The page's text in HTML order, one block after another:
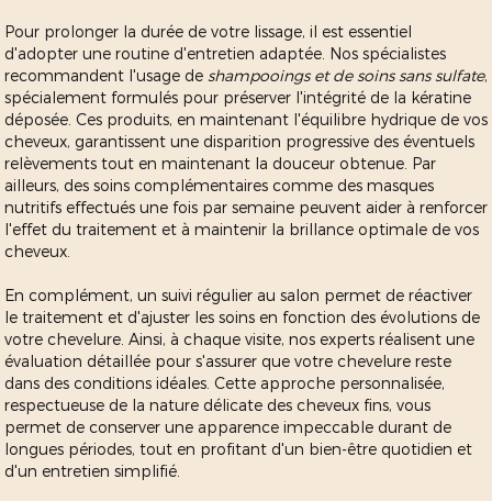
Pour prolonger la durée de votre lissage, il est essentiel
d'adopter une routine d'entretien adaptée. Nos spécialistes
recommandent l'usage de shampooings et de soins sans sulfate,
spécialement formulés pour préserver l'intégrité de la kératine
déposée. Ces produits, en maintenant l'équilibre hydrique de vos
cheveux, garantissent une disparition progressive des éventuels
relèvements tout en maintenant la douceur obtenue. Par
ailleurs, des soins complémentaires comme des masques
nutritifs effectués une fois par semaine peuvent aider à renforcer
l'effet du traitement et à maintenir la brillance optimale de vos
cheveux.
En complément, un suivi régulier au salon permet de réactiver
le traitement et d'ajuster les soins en fonction des évolutions de
votre chevelure. Ainsi, à chaque visite, nos experts réalisent une
évaluation détaillée pour s'assurer que votre chevelure reste
dans des conditions idéales. Cette approche personnalisée,
respectueuse de la nature délicate des cheveux fins, vous
permet de conserver une apparence impeccable durant de
longues périodes, tout en profitant d'un bien-être quotidien et
d'un entretien simplifié.